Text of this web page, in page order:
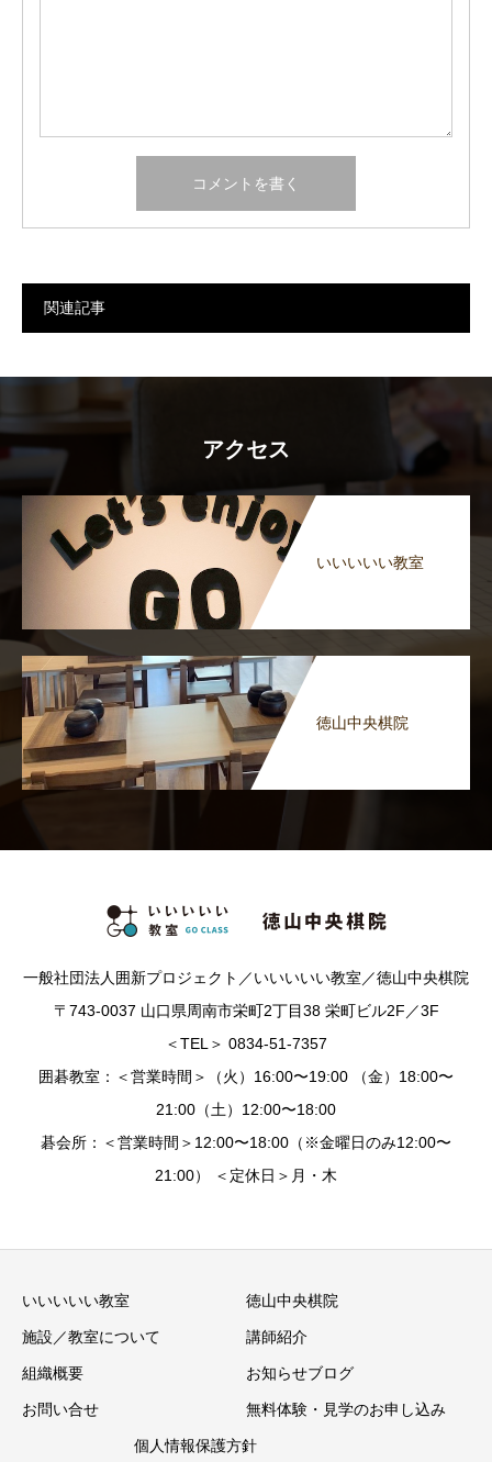
関連記事
アクセス
いいいいい教室
徳山中央棋院
一般社団法人囲新プロジェクト／いいいいい教室／徳山中央棋院
〒743-0037 山口県周南市栄町2丁目38 栄町ビル2F／3F
＜TEL＞ 0834-51-7357
囲碁教室：＜営業時間＞（火）16:00〜19:00 （金）18:00〜
21:00（土）12:00〜18:00
碁会所：＜営業時間＞12:00〜18:00（※金曜日のみ12:00〜
21:00） ＜定休日＞月・木
いいいいい教室 徳山中央棋院
施設／教室について 講師紹介
組織概要 お知らせブログ
お問い合せ 無料体験・見学のお申し込み
個人情報保護方針